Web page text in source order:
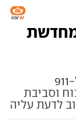
פורשה חשפה מתיחת הפנים ל-911
וסביבת
לדעת עליה